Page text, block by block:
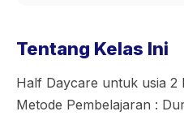
Tentang Kelas Ini
Half Daycare untuk usia 2
Metode Pembelajaran :